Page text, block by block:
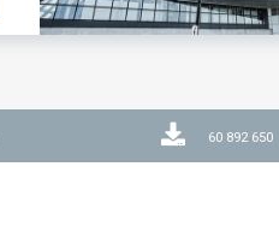
60 892 650